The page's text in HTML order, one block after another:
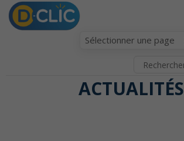
Sélectionner une page
ACTUALITÉS